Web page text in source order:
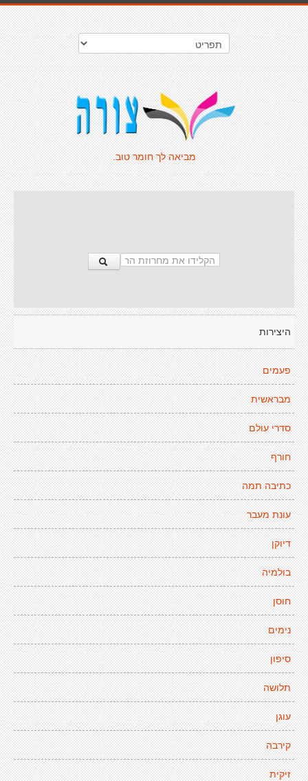
מביאה לך חומר טוב.
היצירות
פעמים
מבראשית
סדרי עולם
חורף
כתיבה תמה
עונת מעבר
דיוקן
בולמיה
חוסן
נימים
סיפון
תלושה
עוגן
קירבה
זיקית